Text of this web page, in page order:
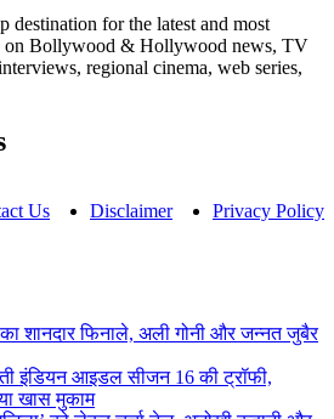
destination for the latest and most
on Bollywood & Hollywood news, TV
regional cinema, web series,
Us Disclaimer Privacy Policy
शानदार फिनाले, अली गोनी और जन्नत जुबैर
इंडियन आइडल सीजन 16 की ट्रॉफी,
खास मुकाम